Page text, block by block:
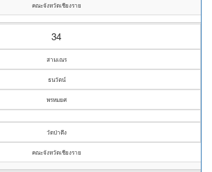
คณะจังหวัดเชียงราย
34
สามเณร
ธนวัตน์
พรหมยศ
วัดป่าตึง
คณะจังหวัดเชียงราย